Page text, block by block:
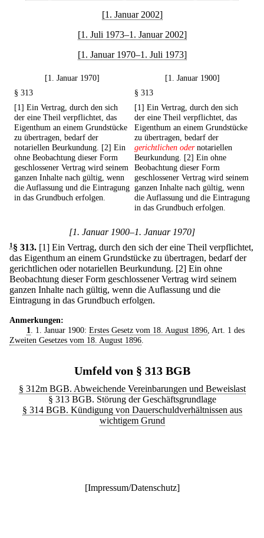
[1. Januar 2002]
[1. Juli 1973–1. Januar 2002]
[1. Januar 1970–1. Juli 1973]
[1. Januar 1970]
[1. Januar 1900]
§ 313
§ 313
[1] Ein Vertrag, durch den sich
der eine Theil verpflichtet, das
Eigenthum an einem Grundstücke
zu übertragen, bedarf der
notariellen Beurkundung. [2] Ein
ohne Beobachtung dieser Form
geschlossener Vertrag wird seinem
ganzen Inhalte nach gültig, wenn
die Auflassung und die Eintragung
in das Grundbuch erfolgen.
[1] Ein Vertrag, durch den sich
der eine Theil verpflichtet, das
Eigenthum an einem Grundstücke
zu übertragen, bedarf der
gerichtlichen odernotariellen
Beurkundung. [2] Ein ohne
Beobachtung dieser Form
geschlossener Vertrag wird seinem
ganzen Inhalte nach gültig, wenn
die Auflassung und die Eintragung
in das Grundbuch erfolgen.
[1. Januar 1900–1. Januar 1970]
1§ 313. [1] Ein Vertrag, durch den sich der eine Theil verpflichtet,
das Eigenthum an einem Grundstücke zu übertragen, bedarf der
gerichtlichen oder notariellen Beurkundung. [2] Ein ohne
Beobachtung dieser Form geschlossener Vertrag wird seinem
ganzen Inhalte nach gültig, wenn die Auflassung und die
Eintragung in das Grundbuch erfolgen.
Anmerkungen:
1. 1. Januar 1900: Erstes Gesetz vom 18. August 1896, Art. 1 des
Zweiten Gesetzes vom 18. August 1896.
Umfeld von § 313 BGB
§ 312m BGB. Abweichende Vereinbarungen und Beweislast
§ 313 BGB. Störung der Geschäftsgrundlage
§ 314 BGB. Kündigung von Dauerschuldverhältnissen aus
wichtigem Grund
[Impressum/Datenschutz]